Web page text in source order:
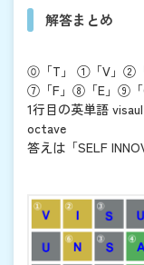
解答まとめ
⓪「T」 ①「V」②
⑦「F」⑧「E」⑨「
1行目の英単語
octave
答えは「SELF